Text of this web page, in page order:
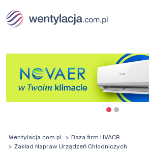
Wentylacja.com.pl
Baza firm HVACR
Zakład Napraw Urządzeń Chłodniczych